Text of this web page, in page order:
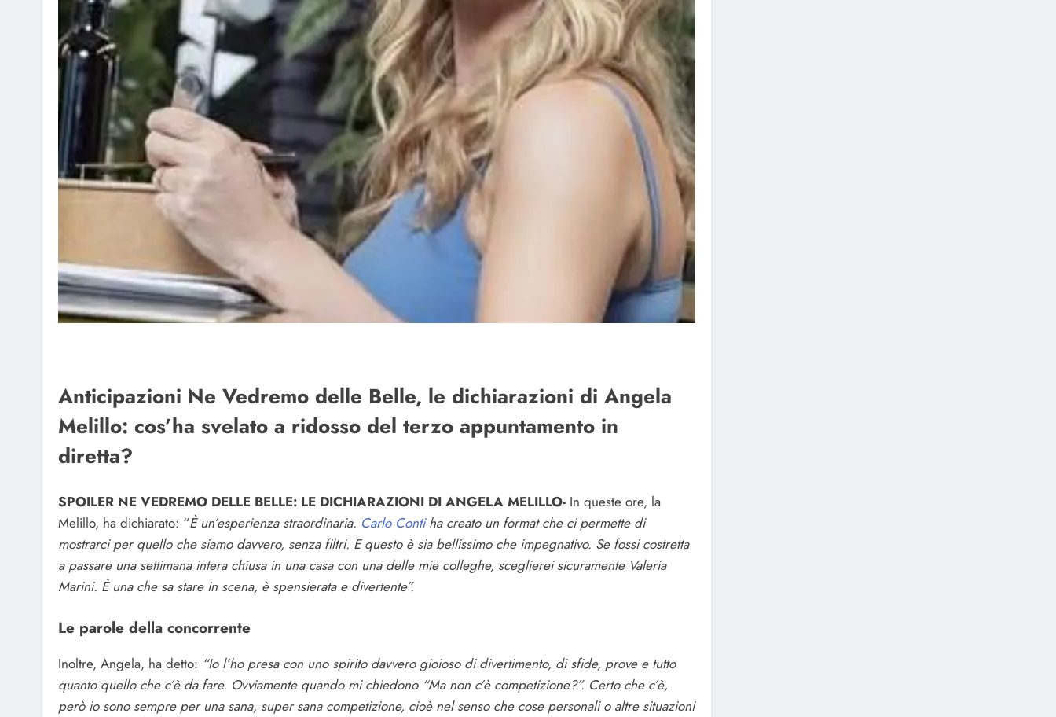
Anticipazioni Ne Vedremo delle Belle, le dichiarazioni di Angela
Melillo: cos’ha svelato a ridosso del terzo appuntamento in
diretta?
SPOILER NE VEDREMO DELLE BELLE: LE DICHIARAZIONI DI ANGELA MELILLO- In queste ore, la
Melillo, ha dichiarato: “È un’esperienza straordinaria. Carlo Contiha creato un format che ci permette di
mostrarci per quello che siamo davvero, senza filtri. E questo è sia bellissimo che impegnativo. Se fossi costretta
a passare una settimana intera chiusa in una casa con una delle mie colleghe, sceglierei sicuramente Valeria
Marini. È una che sa stare in scena, è spensierata e divertente”.
Le parole della concorrente
Inoltre, Angela, ha detto: “Io l’ho presa con uno spirito davvero gioioso di divertimento, di sfide, prove e tutto
quanto quello che c’è da fare. Ovviamente quando mi chiedono “Ma non c’è competizione?”. Certo che c’è,
però io sono sempre per una sana, super sana competizione, cioè nel senso che cose personali o altre situazioni